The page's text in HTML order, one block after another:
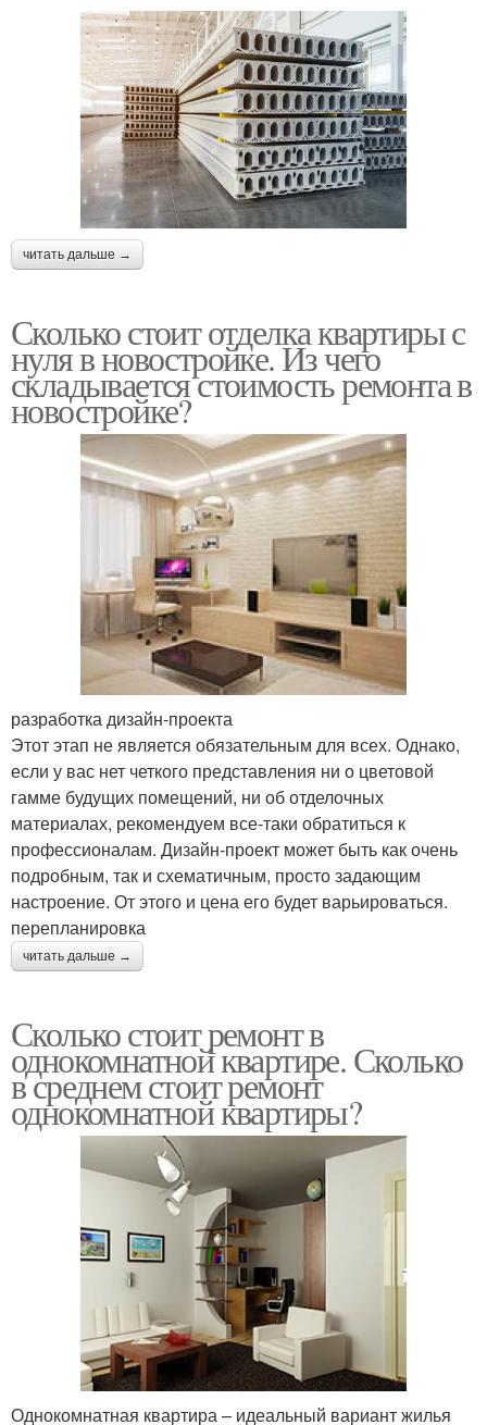
читать дальше →
Сколько стоит отделка квартиры с
нуля в новостройке. Из чего
складывается стоимость ремонта в
новостройке?
разработка дизайн-проекта
Этот этап не является обязательным для всех. Однако,
если у вас нет четкого представления ни о цветовой
гамме будущих помещений, ни об отделочных
материалах, рекомендуем все-таки обратиться к
профессионалам. Дизайн-проект может быть как очень
подробным, так и схематичным, просто задающим
настроение. От этого и цена его будет варьироваться.
перепланировка
читать дальше →
Сколько стоит ремонт в
однокомнатной квартире. Сколько
в среднем стоит ремонт
однокомнатной квартиры?
Однокомнатная квартира – идеальный вариант жилья